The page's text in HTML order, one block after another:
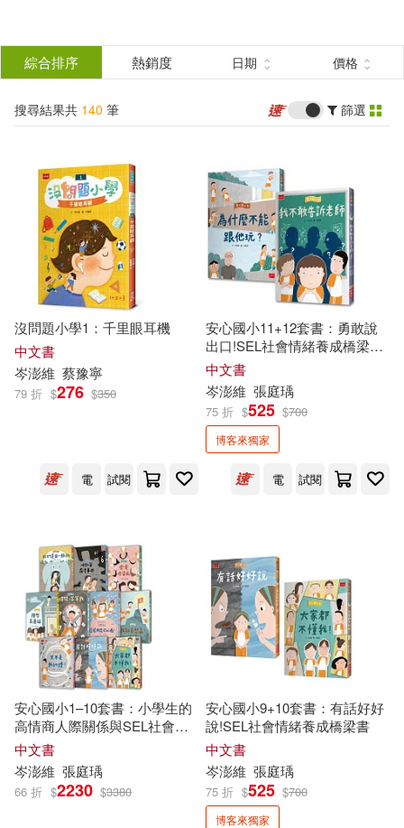
結
分類 (單選)
所有商品(140) 圖書(108)
電子書(30) 有聲書(2)
作者 (可複選)
岑澎維(134) 王文華(14)
林玫伶(12) 陳木城(11)
施養慧(9)
管家琪(9) 陳素宜(9)
劉思源(8) 許榮哲(8)
鄒敦怜(8)
傅林統(7) 羅吉希(7)
陳昇群(7) 王宇清(6)
小天下(46) 親子天下(27)
財團法人國語日報社(20)
字畝文化(12)
網路與書出版(7) 小熊出版(5)
中國少年兒童出版社(4)
配送方式
綜合排序 熱銷度 日期 價格
搜尋結果共 140 筆 篩選
沒問題小學1：千里眼耳機
中文書
岑澎維 蔡豫寧
79 折 $276 $350
電 試閱
安心國小11+12套書：勇敢說
出口!SEL社會情緒養成橋梁書
【博客來獨家】
中文書
岑澎維 張庭瑀
75 折 $525 $700
博客來獨家
電 試閱
安心國小1–10套書：小學生的
高情商人際關係與SEL社會情
緒學習故事集(共10冊)
中文書
岑澎維 張庭瑀
66 折 $2230 $3380
安心國小9+10套書：有話好好
說!SEL社會情緒養成橋梁書
中文書
岑澎維 張庭瑀
75 折 $525 $700
博客來獨家